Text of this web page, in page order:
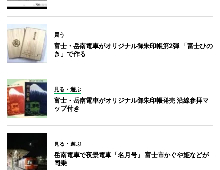
買う
富士・岳南電車がオリジナル御朱印帳第2弾 「富士ひの
き」で作る
見る・遊ぶ
富士・岳南電車がオリジナル御朱印帳発売 沿線参拝マ
ップ付き
見る・遊ぶ
岳南電車で夜景電車「名月号」 富士市かぐや姫などが
同乗